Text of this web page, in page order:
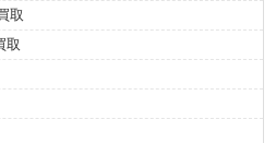
取
取